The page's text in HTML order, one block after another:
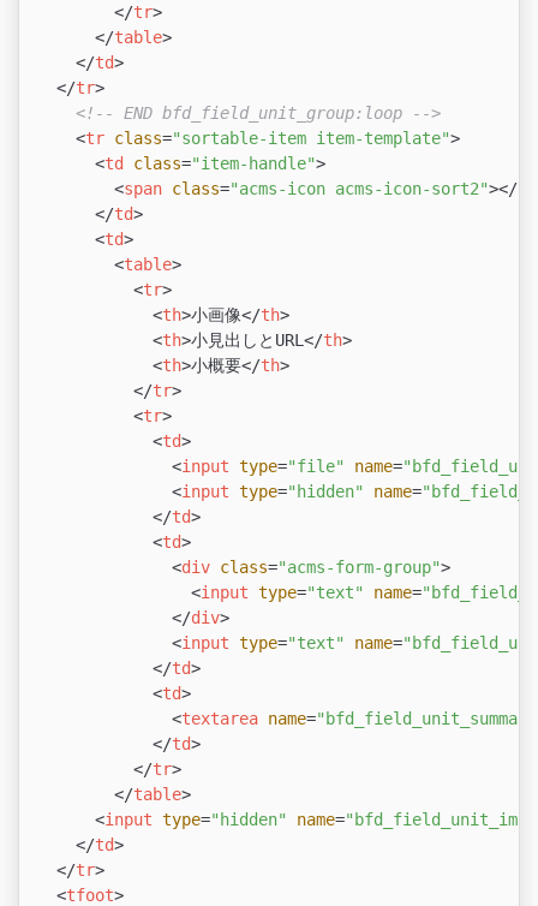
</tr>
</table>
</td>
</tr>
<!-- END bfd_field_unit_group:loop -->
<tr class="sortable-item item-template">
<td class="item-handle">
<span class="acms-icon acms-icon-sort2"></
</td>
<td>
<table>
<tr>
<th>小画像</th>
<th>小見出しとURL </th>
<th>小概要</th>
</tr>
<tr>
<td>
<input type="file" name=
<input type="hidden" name=
</td>
<td>
<div class="acms-form-group">
<input type="text" name=
</div>
<input type="text" name=
</td>
<td>
<textarea name=
</td>
</tr>
</table>
<input type="hidden" name=
</td>
</tr>
<tfoot>